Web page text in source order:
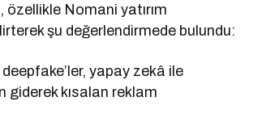
, özellikle Nomani yatırım
şu değerlendirmede bulundu:
yapay zekâ ile
giderek kısalan reklam